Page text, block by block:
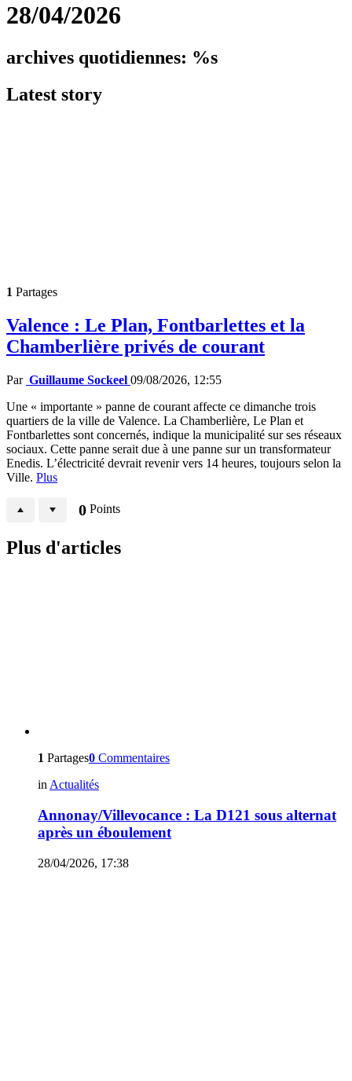
28/04/2026
archives quotidiennes: %s
Latest story
1 Partages
Valence : Le Plan, Fontbarlettes et la
Chamberlière privés de courant
Par Guillaume Sockeel 09/08/2026, 12:55
Une « importante » panne de courant affecte ce dimanche trois
quartiers de la ville de Valence. La Chamberlière, Le Plan et
Fontbarlettes sont concernés, indique la municipalité sur ses réseaux
sociaux. Cette panne serait due à une panne sur un transformateur
Enedis. L’électricité devrait revenir vers 14 heures, toujours selon la
Ville. Plus
0 Points
Plus d'articles
1 Partages0 Commentaires
in Actualités
Annonay/Villevocance : La D121 sous alternat
après un éboulement
28/04/2026, 17:38